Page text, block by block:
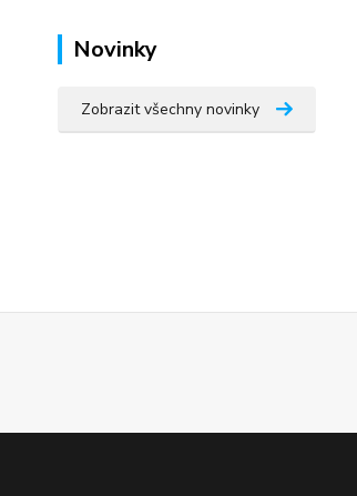
Novinky
Zobrazit všechny novinky